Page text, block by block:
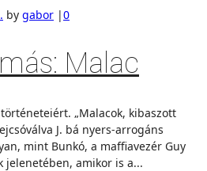
by gabor |0
Malac
„Malacok, kibaszott
J. bá nyers-arrogáns
mint Bunkó, a maffiavezér Guy
jelenetében, amikor is a...